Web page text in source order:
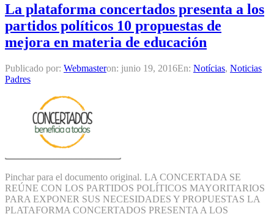
La plataforma concertados presenta a los
partidos políticos 10 propuestas de
mejora en materia de educación
Publicado por: Webmasteron: junio 19, 2016En: Notícias, Noticias
Padres
Pinchar para el documento original. LA CONCERTADA SE
REÚNE CON LOS PARTIDOS POLÍTICOS MAYORITARIOS
PARA EXPONER SUS NECESIDADES Y PROPUESTAS LA
PLATAFORMA CONCERTADOS PRESENTA A LOS